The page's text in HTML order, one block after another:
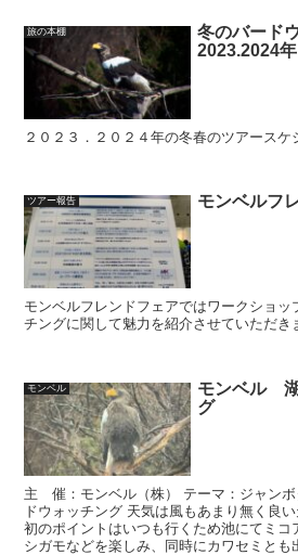
旅の本棚
冬のバード
2023.2024年
２０２３．２０２４年の冬春のツアースケ
ツアー報告 モンベルフ
モンベルフレンドフェアではワークショッ
チングに関して魅力を紹介させていただき
モンベル
モンベル
グ
主 催：モンベル（株） テーマ：ジャンボ
ドウォッチング 天気は風もあまり無く良
初のポイントはいつも行くため池にてミコ
シガモなどを楽しみ、同時にカワセミとも